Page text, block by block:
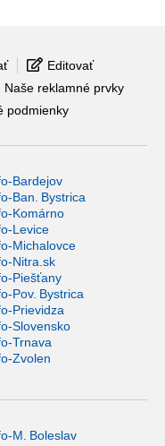
Editovať
Naše reklamné prvky
podmienky
Bardejov
Ban. Bystrica
Komárno
Levice
Michalovce
Nitra.sk
Piešťany
Pov. Bystrica
Prievidza
Slovensko
Trnava
Zvolen
M. Boleslav